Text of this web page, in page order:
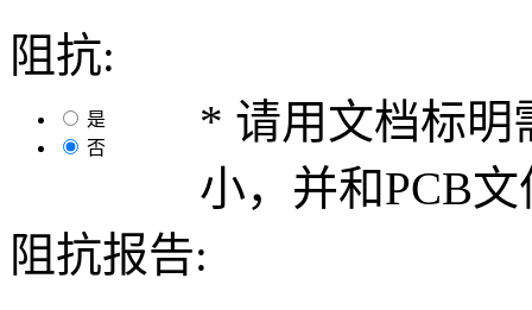
阻抗:
是
否
* 请用文档标明
小，并和PCB
阻抗报告: